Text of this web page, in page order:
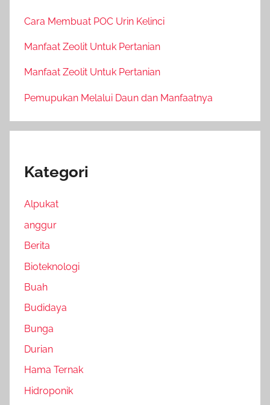
Cara Membuat POC Urin Kelinci
Manfaat Zeolit Untuk Pertanian
Manfaat Zeolit Untuk Pertanian
Pemupukan Melalui Daun dan Manfaatnya
Kategori
Alpukat
anggur
Berita
Bioteknologi
Buah
Budidaya
Bunga
Durian
Hama Ternak
Hidroponik